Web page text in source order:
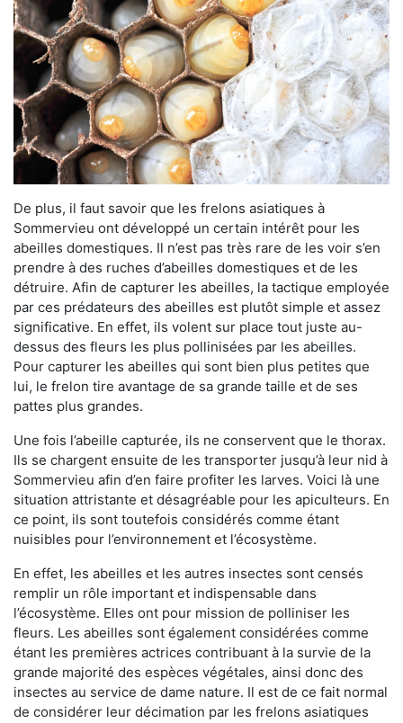
De plus, il faut savoir que les frelons asiatiques à
Sommervieu ont développé un certain intérêt pour les
abeilles domestiques. Il n’est pas très rare de les voir s’en
prendre à des ruches d’abeilles domestiques et de les
détruire. Afin de capturer les abeilles, la tactique employée
par ces prédateurs des abeilles est plutôt simple et assez
significative. En effet, ils volent sur place tout juste au-
dessus des fleurs les plus pollinisées par les abeilles.
Pour capturer les abeilles qui sont bien plus petites que
lui, le frelon tire avantage de sa grande taille et de ses
pattes plus grandes.
Une fois l’abeille capturée, ils ne conservent que le thorax.
Ils se chargent ensuite de les transporter jusqu’à leur nid à
Sommervieu afin d’en faire profiter les larves. Voici là une
situation attristante et désagréable pour les apiculteurs. En
ce point, ils sont toutefois considérés comme étant
nuisibles pour l’environnement et l’écosystème.
En effet, les abeilles et les autres insectes sont censés
remplir un rôle important et indispensable dans
l’écosystème. Elles ont pour mission de polliniser les
fleurs. Les abeilles sont également considérées comme
étant les premières actrices contribuant à la survie de la
grande majorité des espèces végétales, ainsi donc des
insectes au service de dame nature. Il est de ce fait normal
de considérer leur décimation par les frelons asiatiques